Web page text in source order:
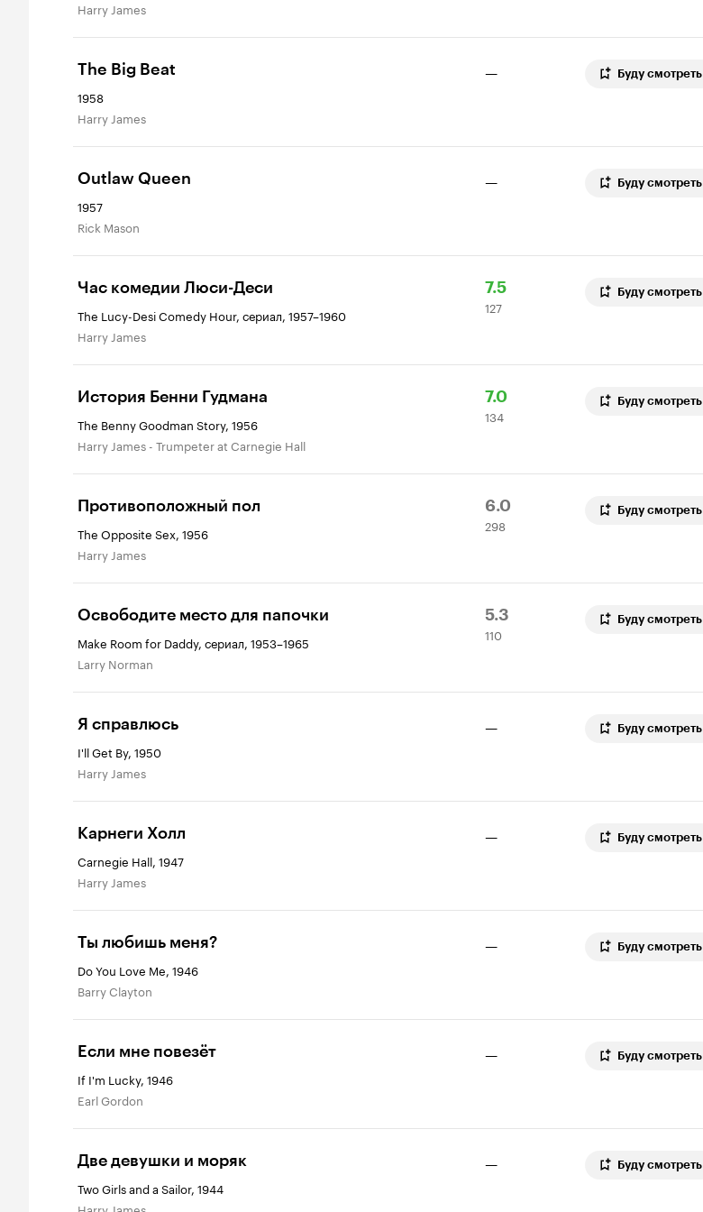
Harry James
The Big Beat
1958
Harry James
— Буду смотреть
Outlaw Queen
1957
Rick Mason
— Буду смотреть
Час комедии Люси-Деси
The Lucy-Desi Comedy Hour, сериал, 1957–1960
Harry James
Рейтинг
Кинопоиска
7.5
127
оценок
127
Буду смотреть
История Бенни Гудмана
The Benny Goodman Story, 1956
Harry James - Trumpeter at Carnegie Hall
Рейтинг
Кинопоиска
7.0
134
оценки
134
Буду смотреть
Противоположный пол
The Opposite Sex, 1956
Harry James
Рейтинг
Кинопоиска
6.0
298
оценок
298
Буду смотреть
Освободите место для папочки
Make Room for Daddy, сериал, 1953–1965
Larry Norman
Рейтинг
Кинопоиска
5.3
110
оценок
110
Буду смотреть
Я справлюсь
I'll Get By, 1950
Harry James
— Буду смотреть
Карнеги Холл
Carnegie Hall, 1947
Harry James
— Буду смотреть
Ты любишь меня?
Do You Love Me, 1946
Barry Clayton
— Буду смотреть
Если мне повезёт
If I'm Lucky, 1946
Earl Gordon
— Буду смотреть
Две девушки и моряк
Two Girls and a Sailor, 1944
Harry James
— Буду смотреть